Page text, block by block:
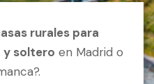
rurales para
y soltero en Madrid o